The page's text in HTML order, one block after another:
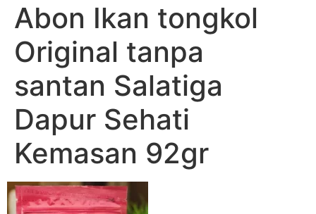
Abon Ikan tongkol
Original tanpa
santan Salatiga
Dapur Sehati
Kemasan 92gr